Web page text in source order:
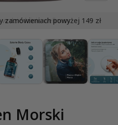
zamówieniach powyżej 149 zł
dziedzinie wellness
Morski